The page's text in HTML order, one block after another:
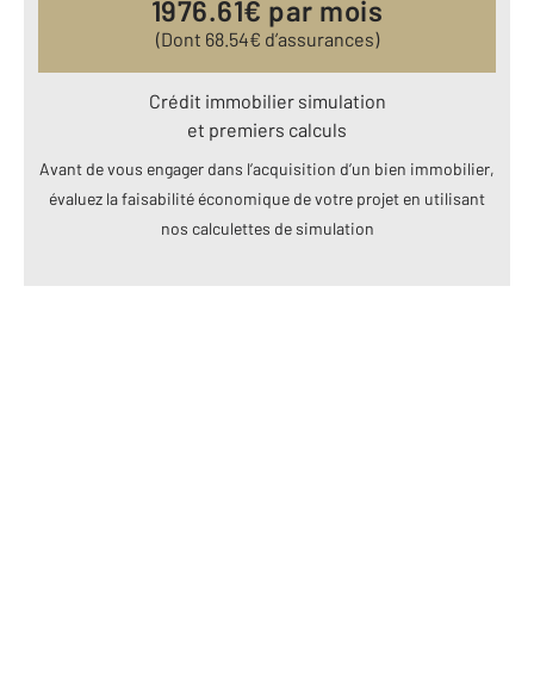
1976.61€ par mois
(Dont 68.54€ d’assurances)
Crédit immobilier simulation
et premiers calculs
Avant de vous engager dans l’acquisition d’un bien immobilier,
évaluez la faisabilité économique de votre projet en utilisant
nos calculettes de simulation